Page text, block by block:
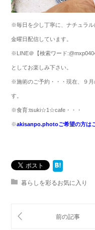
※毎日を少し丁寧に、ナチュラ
金曜日配信しています。
※LINE＠【検索ワード
としてお楽しみ下さい。
※施術のご予約・・・現在、９
す。
※食育:tsuki☆1 ☆cafe ・・・
※akisanpo.photoご希望の方は
暮らしを彩るお気に入り